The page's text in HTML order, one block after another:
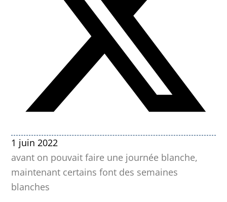
1 juin 2022
avant on pouvait faire une journée blanche,
maintenant certains font des semaines
blanches